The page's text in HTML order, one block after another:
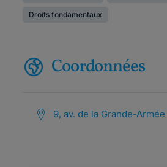
Droits fondamentaux
Coordonnées
9, av. de la Grande-